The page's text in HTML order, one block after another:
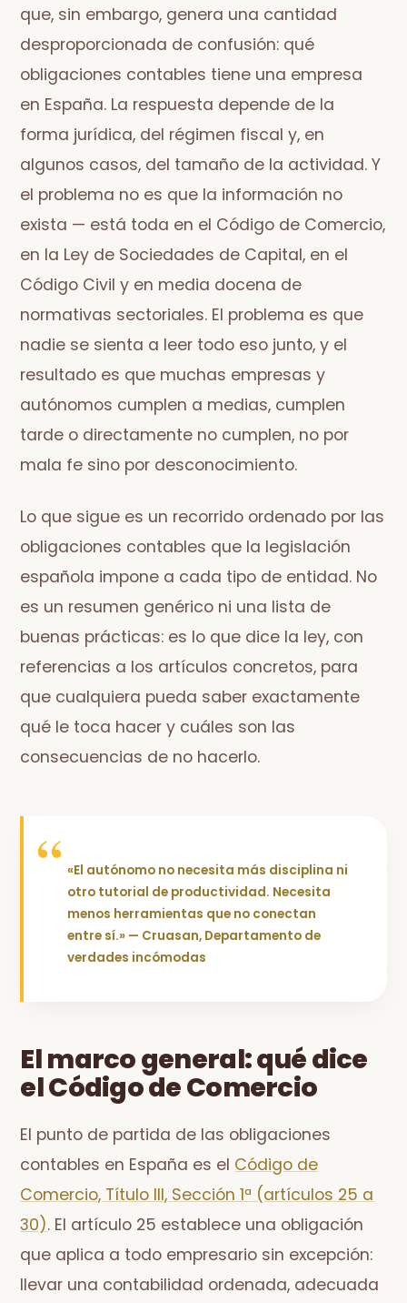
que, sin embargo, genera una cantidad
desproporcionada de confusión: qué
obligaciones contables tiene una empresa
en España. La respuesta depende de la
forma jurídica, del régimen fiscal y, en
algunos casos, del tamaño de la actividad. Y
el problema no es que la información no
exista — está toda en el Código de Comercio,
en la Ley de Sociedades de Capital, en el
Código Civil y en media docena de
normativas sectoriales. El problema es que
nadie se sienta a leer todo eso junto, y el
resultado es que muchas empresas y
autónomos cumplen a medias, cumplen
tarde o directamente no cumplen, no por
mala fe sino por desconocimiento.
Lo que sigue es un recorrido ordenado por las
obligaciones contables que la legislación
española impone a cada tipo de entidad. No
es un resumen genérico ni una lista de
buenas prácticas: es lo que dice la ley, con
referencias a los artículos concretos, para
que cualquiera pueda saber exactamente
qué le toca hacer y cuáles son las
consecuencias de no hacerlo.
«El autónomo no necesita más disciplina ni
otro tutorial de productividad. Necesita
menos herramientas que no conectan
entre sí.» — Cruasan, Departamento de
verdades incómodas
El marco general: qué dice
el Código de Comercio
El punto de partida de las obligaciones
contables en España es el Código de
Comercio, Título III, Sección 1ª (artículos 25 a
30). El artículo 25 establece una obligación
que aplica a todo empresario sin excepción:
llevar una contabilidad ordenada, adecuada